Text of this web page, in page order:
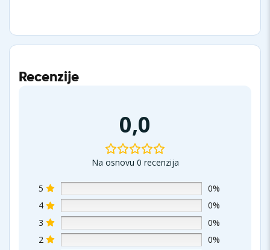
Recenzije
0,0
Na osnovu 0 recenzija
5
0%
4
0%
3
0%
2
0%